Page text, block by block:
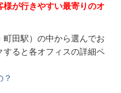
が行きやすい最寄りのオ
町田駅）の中から選んでお
すると各オフィスの詳細ペ
？